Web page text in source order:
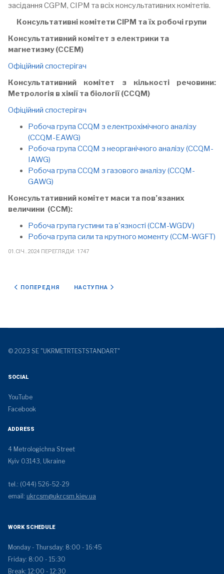
засідання CGPM, CIPM та всіх консультативних комітетів.
Консультативні комітети CIPM та їх робочі групи
Консультативний комітет з електрики та
магнетизму (CCEM)
Офіційний спостерігач
Консультативний комітет з кількості речовини:
Метрологія в хімії та біології (CCQM)
Офіційний спостерігач
Робоча група CCQM з електрохімічного аналізу
(CCQM-EAWG)
Робоча група CCQM з неорганічного аналізу (CCQM-
IAWG)
Робоча група CCQM з газового аналізу (CCQM-
GAWG)
Консультативний комітет маси та пов’язаних
величини (CCM):
Робоча група густини та в'язкості (CCM-WGDV)
Робоча група сили та крутного моменту (CCM-WGFT)
01.СІЧ..2024 ПЕРЕГЛЯДИ: 1747
ПОПЕРЕДНЯ СТАТТЯ: ISO
ПОПЕРЕДНЯ НАСТУПНА СТАТТЯ: EURAMET
НАСТУПНА
© 2023 SE "UKRMETRTESTSTANDART"
SOCIAL
YouTube
Facebook
ADDRESS
4 Metrologichna Street
Kyiv 03143, Ukraine
tel.: (044) 526-52-29
email: ukrcsm@ukrcsm.kiev.ua
WORK SCHEDULE
Monday - Thursday: 8:00 - 16:45
Friday: 8:00 - 15:30
Break: 12:00 - 12:30